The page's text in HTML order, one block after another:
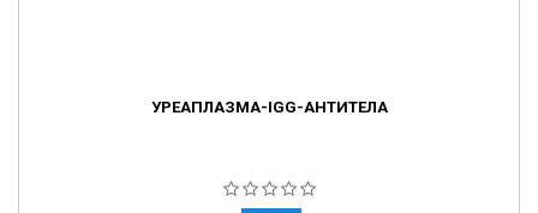
УРЕАПЛАЗМА-IGG-АНТИТЕЛА